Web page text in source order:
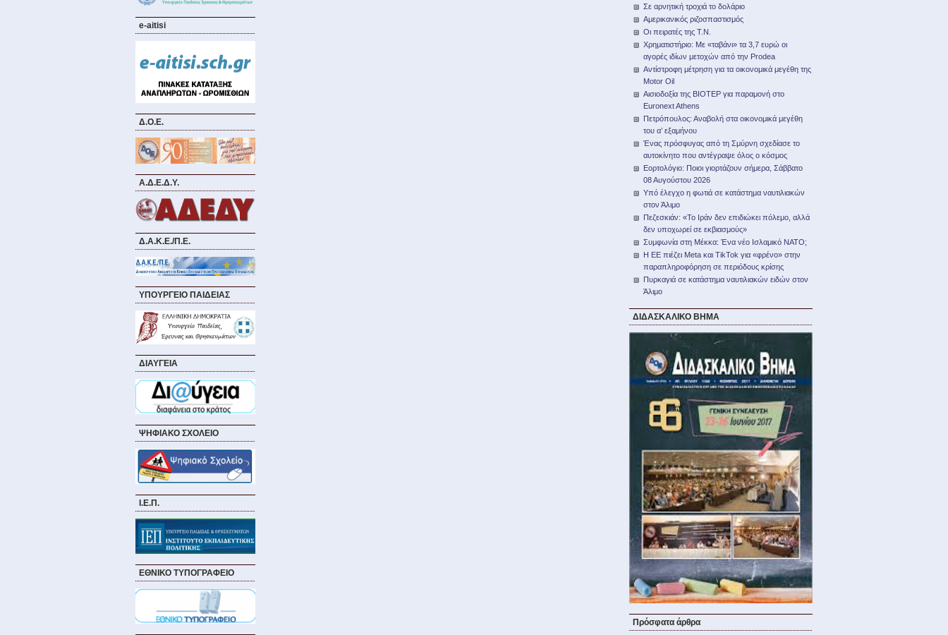
e-aitisi
Δ.Ο.Ε.
Α.Δ.Ε.Δ.Υ.
Δ.Α.Κ.Ε./Π.Ε.
ΥΠΟΥΡΓΕΙΟ ΠΑΙΔΕΙΑΣ
ΔΙΑΥΓΕΙΑ
ΨΗΦΙΑΚΟ ΣΧΟΛΕΙΟ
Ι.Ε.Π.
ΕΘΝΙΚΟ ΤΥΠΟΓΡΑΦΕΙΟ
Σε αρνητική τροχιά το δολάριο
Αμερικανικός ριζοσπαστισμός
Οι πειρατές της Τ.Ν.
Χρηματιστήριο: Με «ταβάνι» τα 3,7 ευρώ οι
αγορές ιδίων μετοχών από την Prodea
Αντίστροφη μέτρηση για τα οικονομικά μεγέθη της
Motor Oil
Αισιοδοξία της ΒΙΟΤΕΡ για παραμονή στο
Euronext Athens
Πετρόπουλος: Αναβολή στα οικονομικά μεγέθη
του α’ εξαμήνου
Ένας πρόσφυγας από τη Σμύρνη σχεδίασε το
αυτοκίνητο που αντέγραψε όλος ο κόσμος
Εορτολόγιο: Ποιοι γιορτάζουν σήμερα, Σάββατο
08 Αυγούστου 2026
Υπό έλεγχο η φωτιά σε κατάστημα ναυτιλιακών
στον Άλιμο
Πεζεσκιάν: «Το Ιράν δεν επιδιώκει πόλεμο, αλλά
δεν υποχωρεί σε εκβιασμούς»
Συμφωνία στη Μέκκα: Ένα νέο Ισλαμικό ΝΑΤΟ;
Η ΕΕ πιέζει Meta και TikTok για «φρένο» στην
παραπληροφόρηση σε περιόδους κρίσης
Πυρκαγιά σε κατάστημα ναυτιλιακών ειδών στον
Άλιμο
ΔΙΔΑΣΚΑΛΙΚΟ ΒΗΜΑ
Πρόσφατα άρθρα